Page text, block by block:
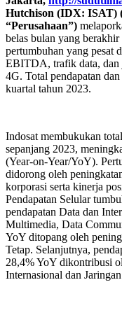
Hutchison (IDX: ISAT)
“Perusahaan”)
belas bulan yang
pertumbuhan yang pesat
EBITDA, trafik data, dan
4G. Total pendapatan
kuartal tahun 2023.
Indosat membukukan
sepanjang 2023,
(Year-on-Year/YoY).
didorong oleh
korporasi serta kinerja
Pendapatan Selular
pendapatan Data dan
Multimedia, Data
YoY ditopang oleh
Tetap. Selanjutnya,
28,4% YoY dikontribusi
Internasional dan